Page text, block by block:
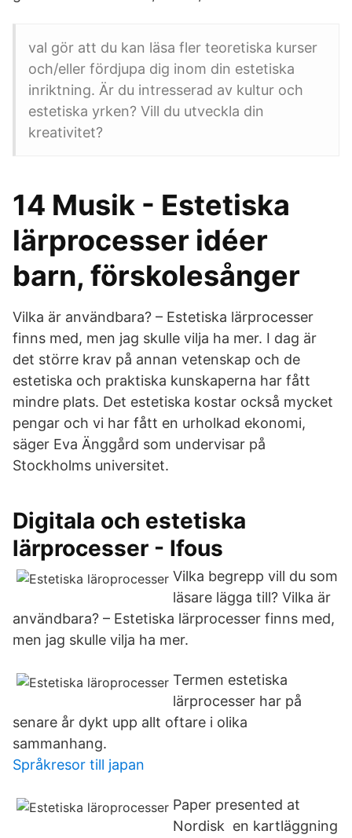
val gör att du kan läsa fler teoretiska kurser
och/eller fördjupa dig inom din estetiska
inriktning. Är du intresserad av kultur och
estetiska yrken? Vill du utveckla din
kreativitet?
14 Musik - Estetiska
lärprocesser idéer
barn, förskolesånger
Vilka är användbara? – Estetiska lärprocesser
finns med, men jag skulle vilja ha mer. I dag är
det större krav på annan vetenskap och de
estetiska och praktiska kunskaperna har fått
mindre plats. Det estetiska kostar också mycket
pengar och vi har fått en urholkad ekonomi,
säger Eva Änggård som undervisar på
Stockholms universitet.
Digitala och estetiska
lärprocesser - Ifous
Vilka begrepp vill du som
läsare lägga till? Vilka är
användbara? – Estetiska lärprocesser finns med,
men jag skulle vilja ha mer.
Termen estetiska
lärprocesser har på
senare år dykt upp allt oftare i olika
sammanhang.
Språkresor till japan
Paper presented at
Nordisk en kartläggning